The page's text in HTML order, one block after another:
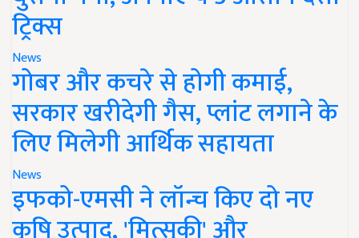
ट्रिक्स
News
गोबर और कचरे से होगी कमाई,
सरकार खरीदेगी गैस, प्लांट लगाने के
लिए मिलेगी आर्थिक सहायता
News
इफको-एमसी ने लॉन्च किए दो नए